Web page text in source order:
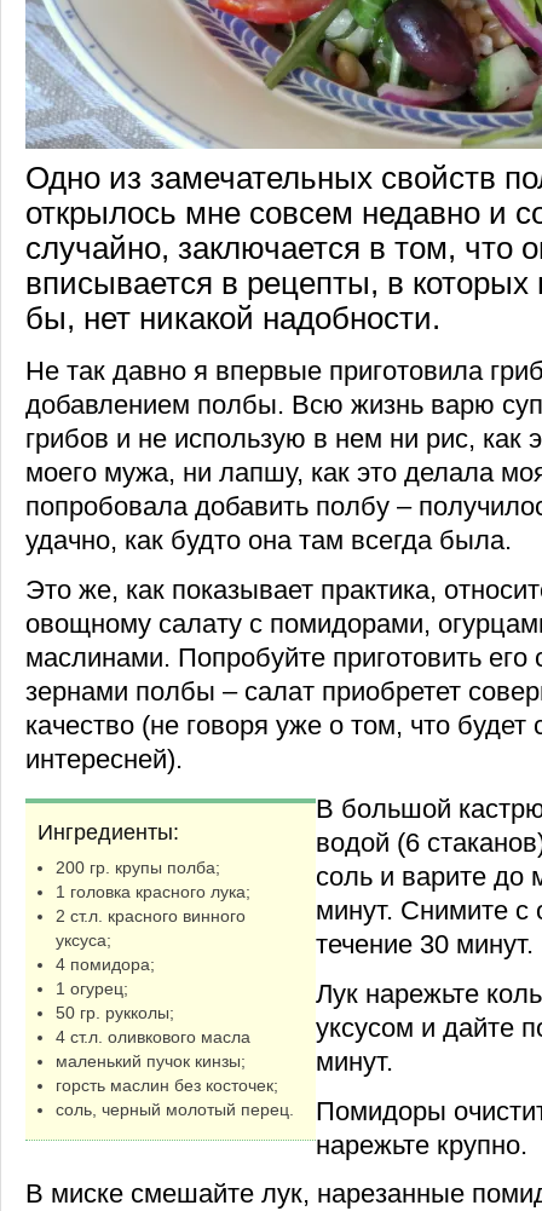
Одно из замечательных свойств
открылось мне совсем недавно и
случайно, заключается в том, что
вписывается в рецепты, в которых
бы, нет никакой надобности.
Не так давно я впервые приготовила
добавлением полбы. Всю жизнь варю
грибов и не использую в нем ни рис, как
моего мужа, ни лапшу, как это делала
попробовала добавить полбу –
удачно, как будто она там всегда была.
Это же, как показывает практика,
овощному салату с помидорами,
маслинами. Попробуйте приготовить
зернами полбы – салат приобретет
качество (не говоря уже о том, что будет
интересней).
Ингредиенты:
200 гр. крупы полба;
1 головка красного лука;
2 ст.л. красного винного
уксуса;
4 помидора;
1 огурец;
50 гр. рукколы;
4 ст.л. оливкового масла
маленький пучок кинзы;
горсть маслин без косточек;
соль, черный молотый перец.
В большой
водой (6
соль и варите до
минут. Снимите с
течение 30 минут.
Лук нарежьте
уксусом и дайте
минут.
Помидоры
нарежьте крупно.
В миске смешайте лук, нарезанные